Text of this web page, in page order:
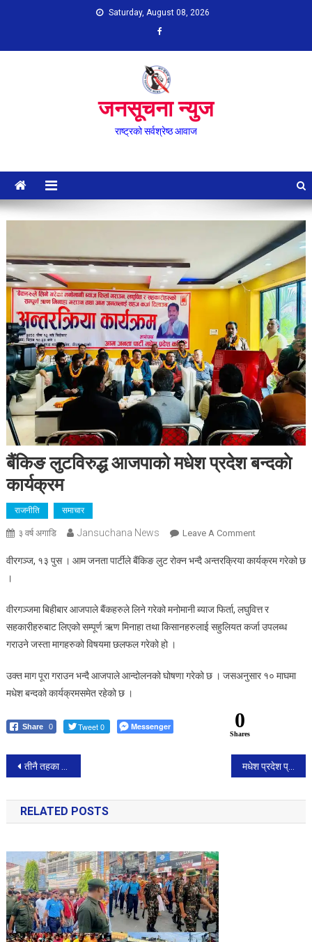
Saturday, August 08, 2026
जनसूचना न्युज
राष्ट्रको सर्वश्रेष्ठ आवाज
बैंकिङ लुटविरुद्ध आजपाको मधेश प्रदेश बन्दकाे
कार्यक्रम
राजनीति समाचार
३ वर्ष अगाडि Jansuchana News Leave A CommentOn
लुटविरुद्ध
प्रदेश
बन्दकाे
वीरगञ्ज, १३ पुस । आम जनता पार्टीले बैंकिङ लुट रोक्न भन्दै अन्तरक्रिया कार्यक्रम गरेको छ
।
वीरगञ्जमा बिहीबार आजपाले बैंकहरुले लिने गरेको मनोमानी ब्याज फिर्ता, लघुवित्त र
सहकारीहरुबाट लिएको सम्पूर्ण ऋण मिनाहा तथा किसानहरुलाई सहुलियत कर्जा उपलब्ध
गराउने जस्ता मागहरुको विषयमा छलफल गरेको हो ।
उक्त माग पूरा गराउन भन्दै आजपाले आन्दोलनको घोषणा गरेको छ । जसअनुसार १० माघमा
मधेश बन्दको कार्यक्रमसमेत रहेको छ ।
Share 0 Tweet 0 Messenger 0
Shares
Post
navigation
तीनै तहका सरकार जनता र पार्टीप्रति जिम्मेवार देखिएनन् : नैनसिंह महर मधेश प्रदेश प्रहरी प्रमुख डीआईजी जनक भट्टराई एक्सनमा, प्रहरी देखेपछि जुवाडेकाे भागाभाग
RELATED POSTS